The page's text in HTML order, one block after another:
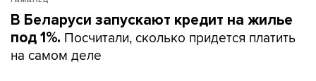
В Беларуси запускают кредит на жилье
под 1%. Посчитали, сколько придется платить
на самом деле